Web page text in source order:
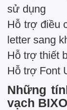
sử dụng
Hỗ trợ điều
letter sang
Hỗ trợ thiết
Hỗ trợ Font
Những
vạch